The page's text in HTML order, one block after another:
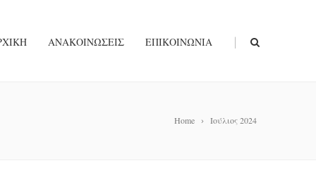
ΑΝΑΚΟΙΝΏΣΕΙΣ ΕΠΙΚΟΙΝΩΝΊΑ |
Home Ιούλιος 2024